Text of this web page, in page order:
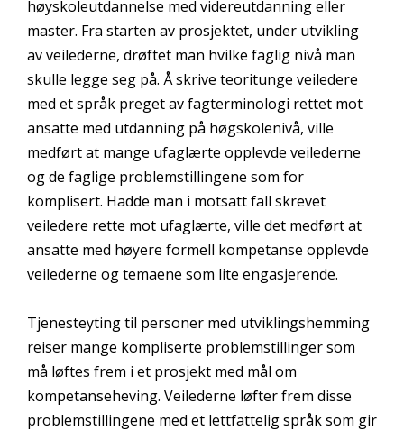
høyskoleutdannelse med videreutdanning eller
master. Fra starten av prosjektet, under utvikling
av veilederne, drøftet man hvilke faglig nivå man
skulle legge seg på. Å skrive teoritunge veiledere
med et språk preget av fagterminologi rettet mot
ansatte med utdanning på høgskolenivå, ville
medført at mange ufaglærte opplevde veilederne
og de faglige problemstillingene som for
komplisert. Hadde man i motsatt fall skrevet
veiledere rette mot ufaglærte, ville det medført at
ansatte med høyere formell kompetanse opplevde
veilederne og temaene som lite engasjerende.
Tjenesteyting til personer med utviklingshemming
reiser mange kompliserte problemstillinger som
må løftes frem i et prosjekt med mål om
kompetanseheving. Veilederne løfter frem disse
problemstillingene med et lettfattelig språk som gir